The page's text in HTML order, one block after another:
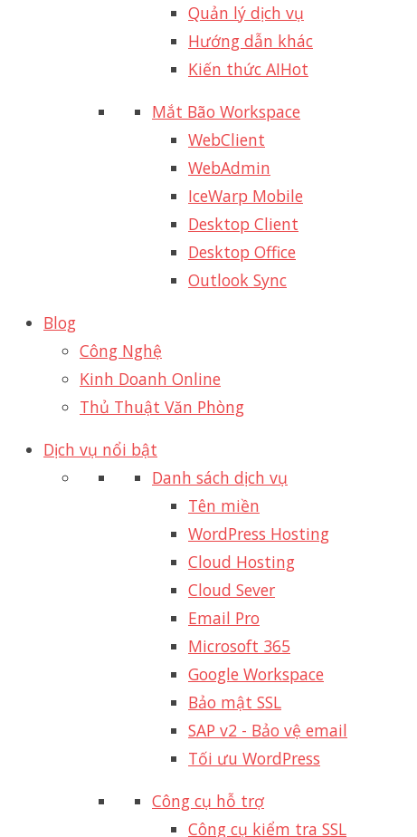
Quản lý dịch vụ
Hướng dẫn khác
Kiến thức AIHot
Mắt Bão Workspace
WebClient
WebAdmin
IceWarp Mobile
Desktop Client
Desktop Office
Outlook Sync
Blog
Công Nghệ
Kinh Doanh Online
Thủ Thuật Văn Phòng
Dịch vụ nổi bật
Danh sách dịch vụ
Tên miền
WordPress Hosting
Cloud Hosting
Cloud Sever
Email Pro
Microsoft 365
Google Workspace
Bảo mật SSL
SAP v2 - Bảo vệ email​
Tối ưu WordPress
Công cụ hỗ trợ
Công cụ kiểm tra SSL